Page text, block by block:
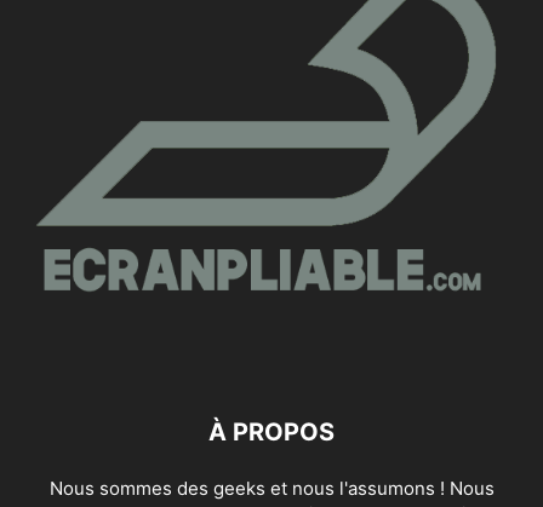
À PROPOS
Nous sommes des geeks et nous l'assumons ! Nous